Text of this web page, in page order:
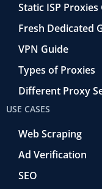
Static ISP Proxies
Fresh Dedicated
VPN Guide
Types of Proxies
Different Proxy
USE CASES
Web Scraping
Ad Verification
SEO